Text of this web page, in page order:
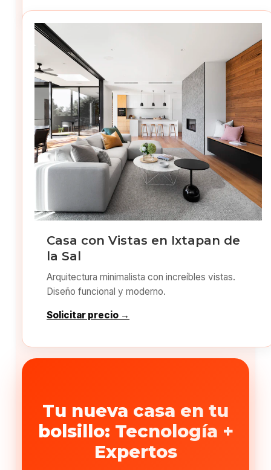
Casa con Vistas en Ixtapan de
la Sal
Arquitectura minimalista con increíbles vistas.
Diseño funcional y moderno.
Solicitar precio →
Tu nueva casa en tu
bolsillo: Tecnología +
Expertos